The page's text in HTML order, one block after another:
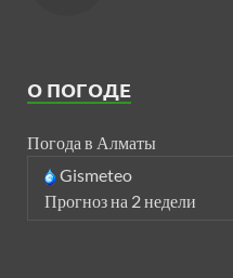
О ПОГОДЕ
Погода в Алматы
Gismeteo
Прогноз на 2 недели